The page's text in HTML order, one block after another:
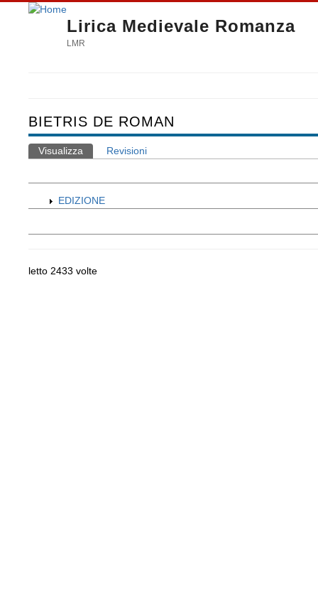
Lirica Medievale Romanza
LMR
BIETRIS DE ROMAN
Schede primarie
Visualizza (scheda attiva)
Revisioni
EDIZIONE
letto 2433 volte